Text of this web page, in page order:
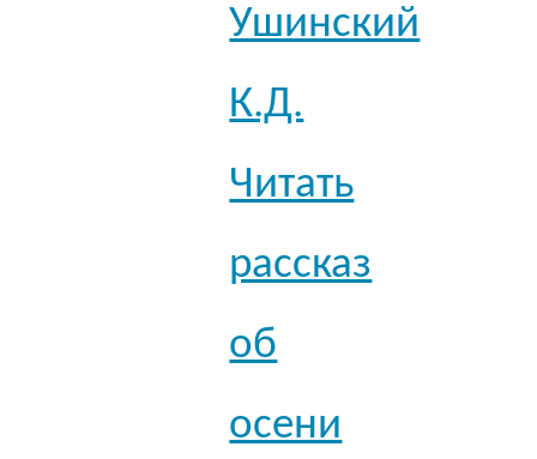
Ушинский
К.Д.
Читать
рассказ
об
осени